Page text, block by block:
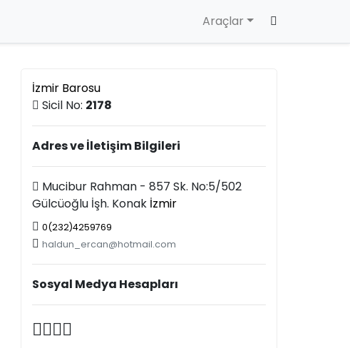
Araçlar
İzmir Barosu
Sicil No: 2178
Adres ve İletişim Bilgileri
Mucibur Rahman - 857 Sk. No:5/502
Gülcüoğlu İşh. Konak İzmir
0(232)4259769
haldun_ercan@hotmail.com
Sosyal Medya Hesapları